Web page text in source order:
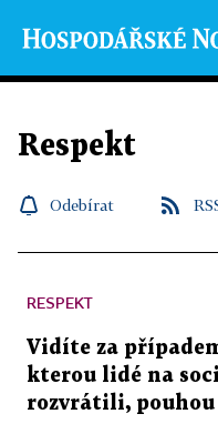
Respekt
Odebírat
RESPEKT
Vidíte za
kterou lidé na
rozvrátili, pouhou